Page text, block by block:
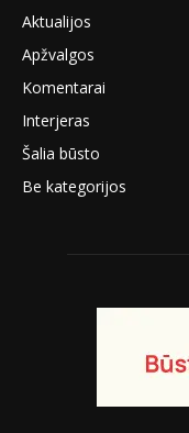
Aktualijos
Apžvalgos
Komentarai
Interjeras
Šalia būsto
Be kategorijos